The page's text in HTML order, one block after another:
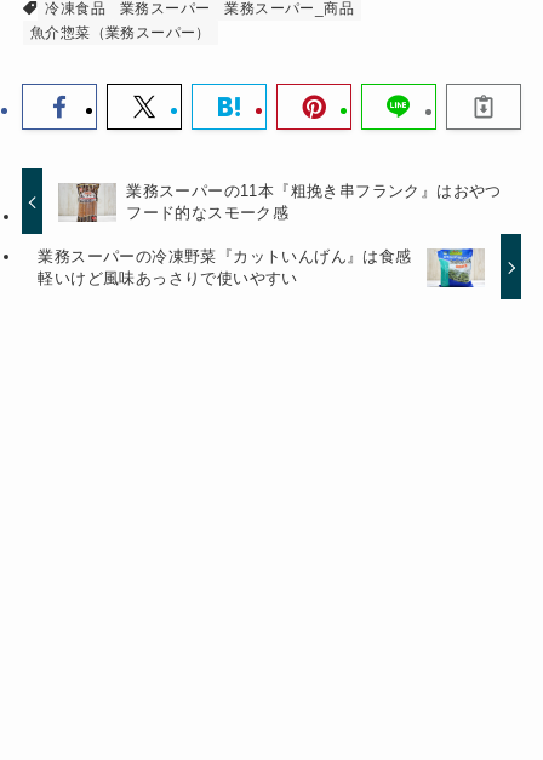
冷凍食品
業務スーパー
業務スーパー_商品
魚介惣菜（業務スーパー）
業務スーパーの11本『粗挽き串フランク』はおやつ
フード的なスモーク感
業務スーパーの冷凍野菜『カットいんげん』は食感
軽いけど風味あっさりで使いやすい